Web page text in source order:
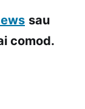
sau
comod.